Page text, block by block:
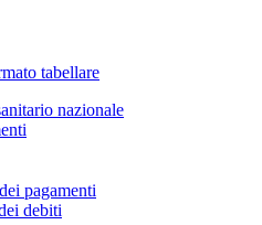
tabellare
nazionale
pagamenti
debiti